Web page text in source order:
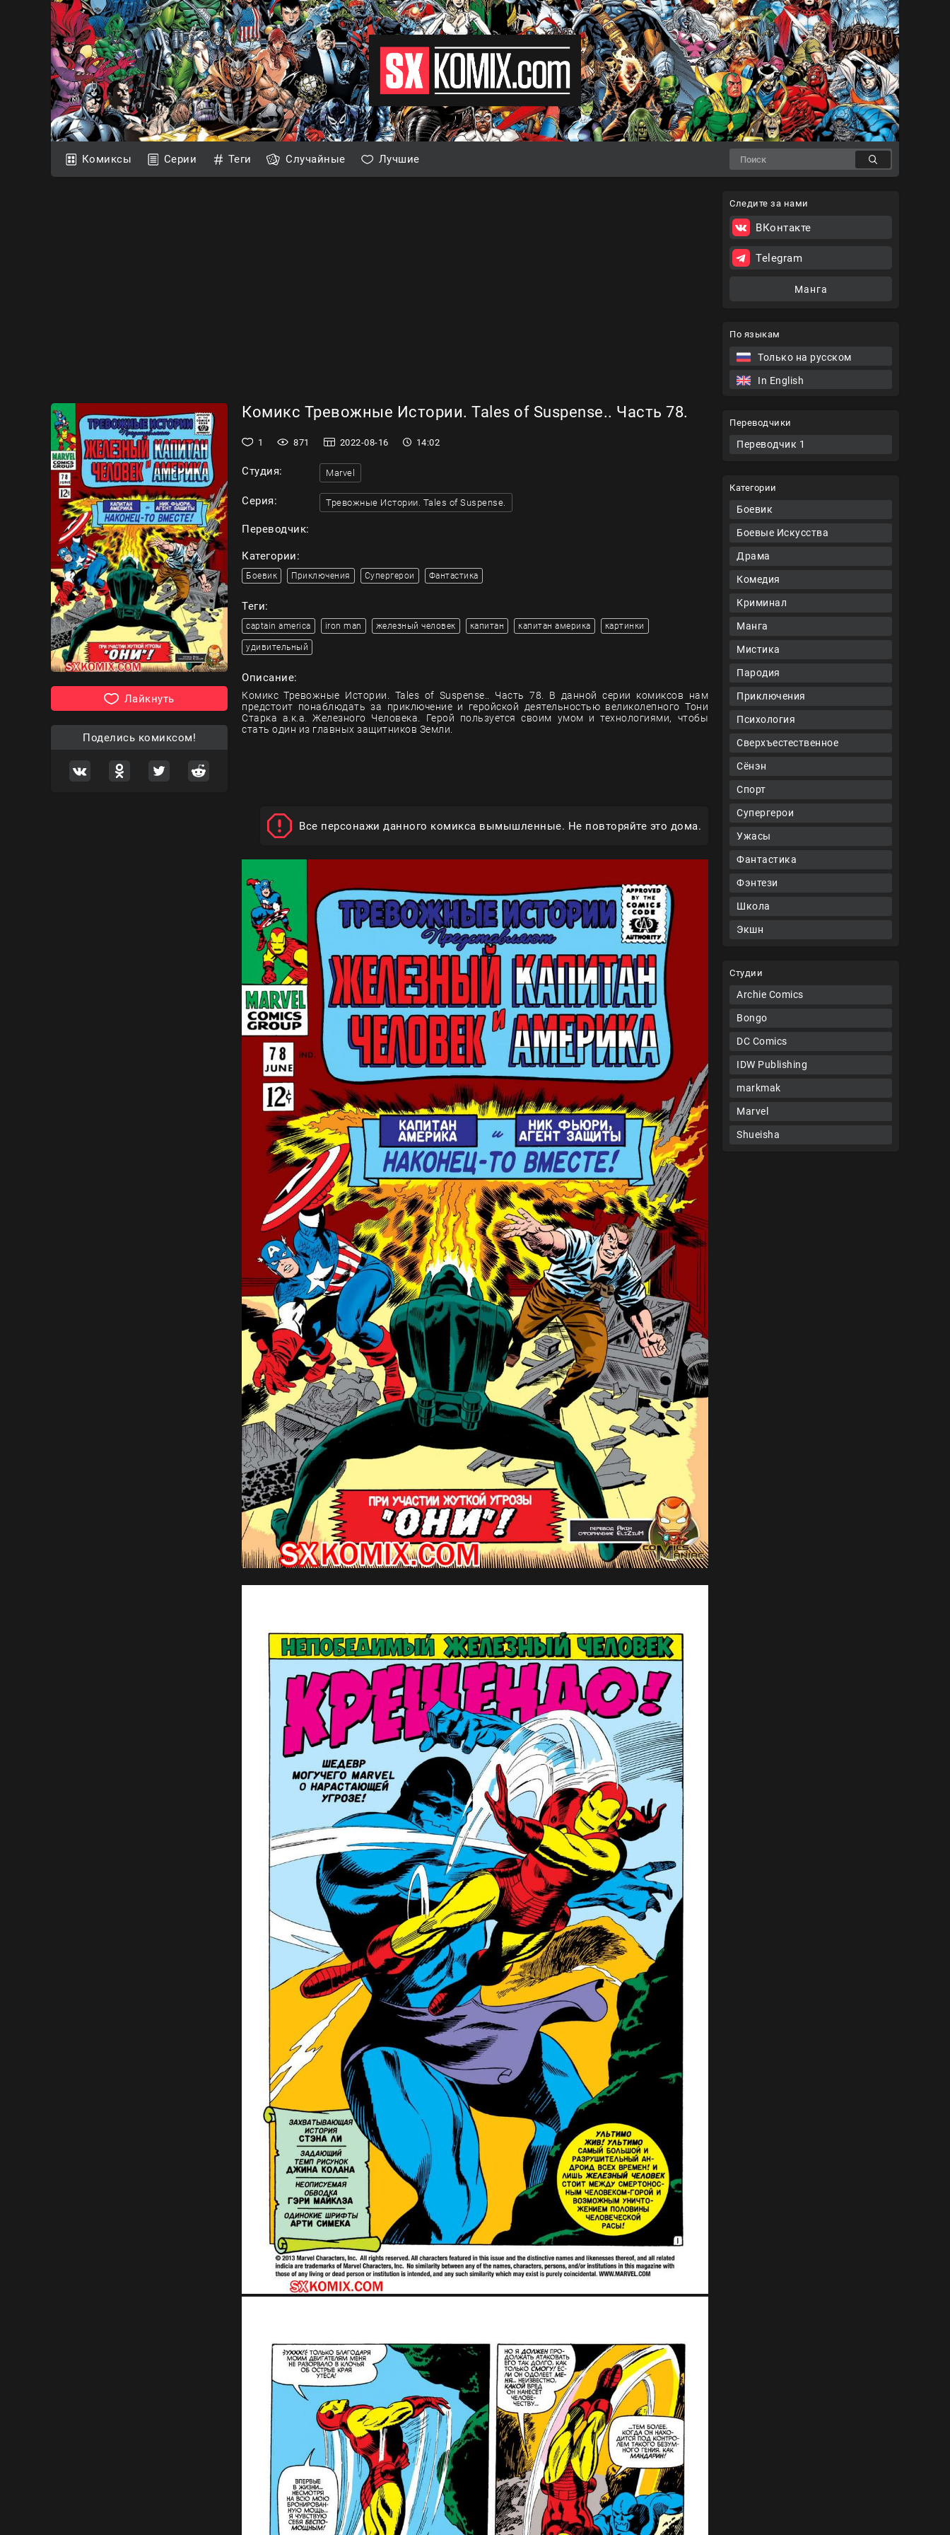
Комиксы Серии Теги Случайные Лучшие
По языкам
Только на русском
In English
Переводчики
Переводчик 1
Категории
Боевик
Боевые Искусства
Драма
Комедия
Криминал
Манга
Мистика
Пародия
Приключения
Психология
Сверхъестественное
Сёнэн
Спорт
Супергерои
Ужасы
Фантастика
Фэнтези
Школа
Экшн
Студии
Archie Comics
Bongo
DC Comics
IDW Publishing
markmak
Marvel
Shueisha
Лайкнуть
Поделись комиксом!
Комикс Тревожные Истории. Tales of Suspense.. Часть 78.
1 871 2022-08-16 14:02
Студия: Marvel
Серия: Тревожные Истории. Tales of Suspense.
Переводчик:
Категории:
Боевик Приключения Супергерои Фантастика
Теги:
captain america iron man железный человек капитан капитан америка картинки
удивительный
Описание:
Комикс Тревожные Истории. Tales of Suspense.. Часть 78. В данной серии комиксов нам
предстоит понаблюдать за приключение и геройской деятельностью великолепного Тони
Старка а.к.а. Железного Человека. Герой пользуется своим умом и технологиями, чтобы
стать один из главных защитников Земли.
Все персонажи данного комикса вымышленные. Не повторяйте это дома.
Следите за нами
ВКонтакте
Telegram
Манга